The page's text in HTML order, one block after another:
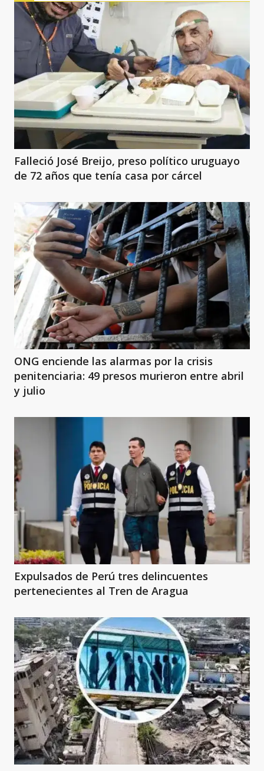
Falleció José Breijo, preso político uruguayo
de 72 años que tenía casa por cárcel
ONG enciende las alarmas por la crisis
penitenciaria: 49 presos murieron entre abril
y julio
Expulsados de Perú tres delincuentes
pertenecientes al Tren de Aragua